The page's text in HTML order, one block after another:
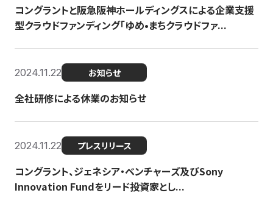
コングラントと阪急阪神ホールディングスによる企業支援
型クラウドファンディング「ゆめ•まちクラウドファ...
2024.11.22 お知らせ
全社研修による休業のお知らせ
2024.11.22 プレスリリース
コングラント、ジェネシア・ベンチャーズ及びSony
Innovation Fundをリード投資家とし...